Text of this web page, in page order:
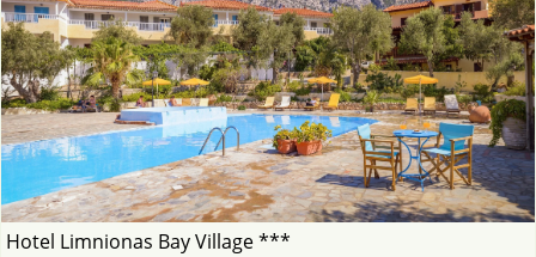
Hotel Limnionas Bay Village ***